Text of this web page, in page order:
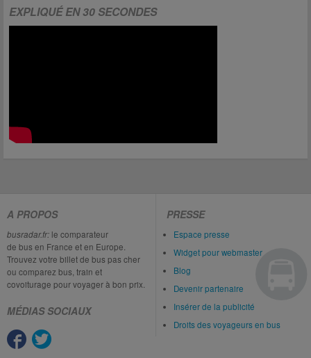
EXPLIQUÉ EN 30 SECONDES
A PROPOS
busradar.fr: le comparateur
de bus en France et en Europe.
Trouvez votre billet de bus pas cher
ou comparez bus, train et
covoiturage pour voyager à bon prix.
MÉDIAS SOCIAUX
PRESSE
Espace presse
Widget pour webmaster
Blog
Devenir partenaire
Insérer de la publicité
Droits des voyageurs en bus